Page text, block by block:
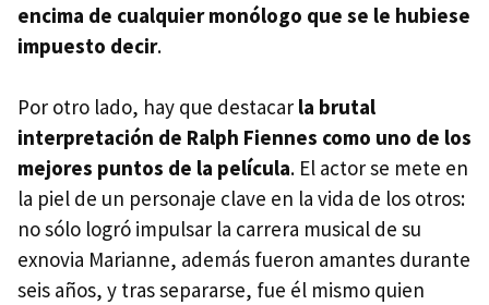
encima de cualquier monólogo que se le hubiese
impuesto decir.
Por otro lado, hay que destacar la brutal
interpretación de Ralph Fiennes como uno de los
mejores puntos de la película. El actor se mete en
la piel de un personaje clave en la vida de los otros:
no sólo logró impulsar la carrera musical de su
exnovia Marianne, además fueron amantes durante
seis años, y tras separarse, fue él mismo quien